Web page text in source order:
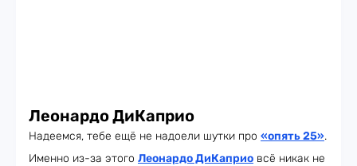
Леонардо ДиКаприо
Надеемся, тебе ещё не надоели шутки про «опять 25».
Именно из-за этого Леонардо ДиКаприо всё никак не